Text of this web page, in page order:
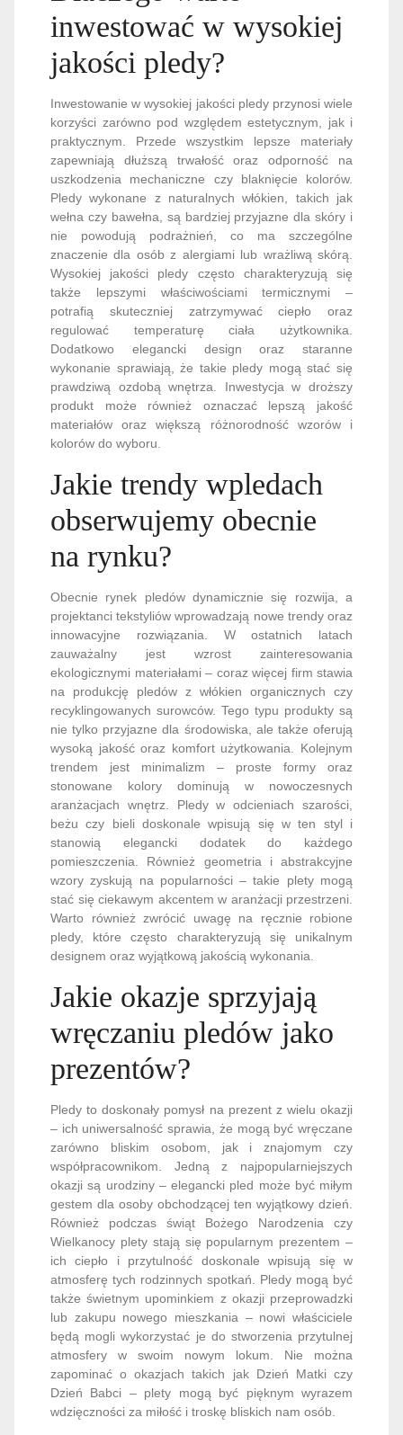
inwestować w wysokiej
jakości pledy?
Inwestowanie w wysokiej jakości pledy przynosi wiele
korzyści zarówno pod względem estetycznym, jak i
praktycznym. Przede wszystkim lepsze materiały
zapewniają dłuższą trwałość oraz odporność na
uszkodzenia mechaniczne czy blaknięcie kolorów.
Pledy wykonane z naturalnych włókien, takich jak
wełna czy bawełna, są bardziej przyjazne dla skóry i
nie powodują podrażnień, co ma szczególne
znaczenie dla osób z alergiami lub wrażliwą skórą.
Wysokiej jakości pledy często charakteryzują się
także lepszymi właściwościami termicznymi –
potrafią skuteczniej zatrzymywać ciepło oraz
regulować temperaturę ciała użytkownika.
Dodatkowo elegancki design oraz staranne
wykonanie sprawiają, że takie pledy mogą stać się
prawdziwą ozdobą wnętrza. Inwestycja w droższy
produkt może również oznaczać lepszą jakość
materiałów oraz większą różnorodność wzorów i
kolorów do wyboru.
Jakie trendy wpledach
obserwujemy obecnie
na rynku?
Obecnie rynek pledów dynamicznie się rozwija, a
projektanci tekstyliów wprowadzają nowe trendy oraz
innowacyjne rozwiązania. W ostatnich latach
zauważalny jest wzrost zainteresowania
ekologicznymi materiałami – coraz więcej firm stawia
na produkcję pledów z włókien organicznych czy
recyklingowanych surowców. Tego typu produkty są
nie tylko przyjazne dla środowiska, ale także oferują
wysoką jakość oraz komfort użytkowania. Kolejnym
trendem jest minimalizm – proste formy oraz
stonowane kolory dominują w nowoczesnych
aranżacjach wnętrz. Pledy w odcieniach szarości,
beżu czy bieli doskonale wpisują się w ten styl i
stanowią elegancki dodatek do każdego
pomieszczenia. Również geometria i abstrakcyjne
wzory zyskują na popularności – takie plety mogą
stać się ciekawym akcentem w aranżacji przestrzeni.
Warto również zwrócić uwagę na ręcznie robione
pledy, które często charakteryzują się unikalnym
designem oraz wyjątkową jakością wykonania.
Jakie okazje sprzyjają
wręczaniu pledów jako
prezentów?
Pledy to doskonały pomysł na prezent z wielu okazji
– ich uniwersalność sprawia, że mogą być wręczane
zarówno bliskim osobom, jak i znajomym czy
współpracownikom. Jedną z najpopularniejszych
okazji są urodziny – elegancki pled może być miłym
gestem dla osoby obchodzącej ten wyjątkowy dzień.
Również podczas świąt Bożego Narodzenia czy
Wielkanocy plety stają się popularnym prezentem –
ich ciepło i przytulność doskonale wpisują się w
atmosferę tych rodzinnych spotkań. Pledy mogą być
także świetnym upominkiem z okazji przeprowadzki
lub zakupu nowego mieszkania – nowi właściciele
będą mogli wykorzystać je do stworzenia przytulnej
atmosfery w swoim nowym lokum. Nie można
zapominać o okazjach takich jak Dzień Matki czy
Dzień Babci – plety mogą być pięknym wyrazem
wdzięczności za miłość i troskę bliskich nam osób.